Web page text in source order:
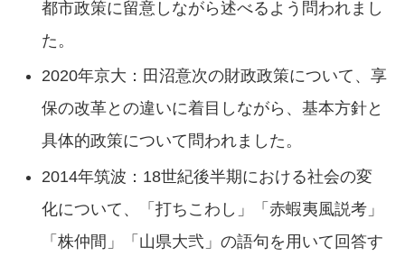
都市政策に留意しながら述べるよう問われまし
た。
2020年京大：田沼意次の財政政策について、享
保の改革との違いに着目しながら、基本方針と
具体的政策について問われました。
2014年筑波：18世紀後半期における社会の変
化について、「打ちこわし」「赤蝦夷風説考」
「株仲間」「山県大弐」の語句を用いて回答す